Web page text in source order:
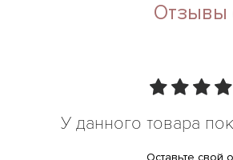
Отзывы
У данного товара
Оставьте свой